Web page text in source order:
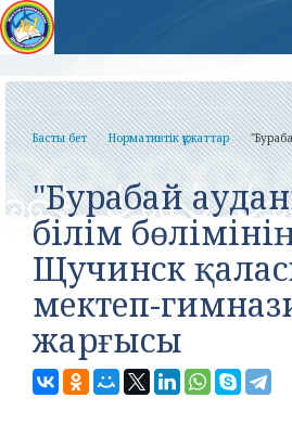
Басты бет Нормативтік құжаттар
"Бурабай
білім
Щучинск
мектеп-
жарғысы